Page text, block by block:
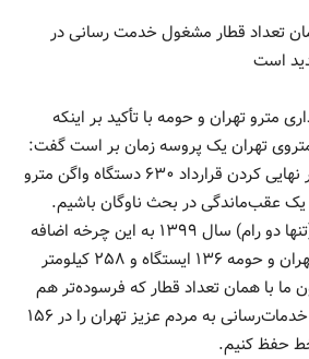
تعداد قطار مشغول خدمت رسانی در
است
مترو تهران و حومه با تأکید بر اینکه
تهران یک پروسه زمان بر است گفت:
متأسفانه تأخیر ۷ساله در نهایی کردن قرارداد ۶۳۰ دستگاه واگن مترو
عقب‌ماندگی در بحث ناوگان باشیم.
آخرين قطار شبكه مترو (تنها دو رام) سال ۱۳۹۹ به اين چرخه اضافه
شد. در آن سال متروی تهران و حومه ۱۳۶ ایستگاه و ۲۵۸ کیلومتر
ما با همان تعداد قطار که فرسوده‌تر هم
شده‌اند توانستیم جریان خدمات‌رسانی به مردم عزیز تهران را در ۱۵۶